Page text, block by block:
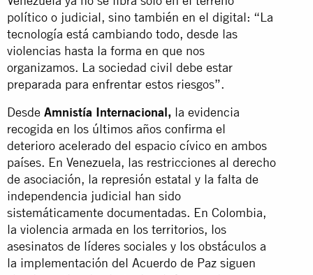
político o judicial, sino también en el digital: “La
tecnología está cambiando todo, desde las
violencias hasta la forma en que nos
organizamos. La sociedad civil debe estar
preparada para enfrentar estos riesgos”.
Desde Amnistía Internacional, la evidencia
recogida en los últimos años confirma el
deterioro acelerado del espacio cívico en ambos
países. En Venezuela, las restricciones al derecho
de asociación, la represión estatal y la falta de
independencia judicial han sido
sistemáticamente documentadas. En Colombia,
la violencia armada en los territorios, los
asesinatos de líderes sociales y los obstáculos a
la implementación del Acuerdo de Paz siguen